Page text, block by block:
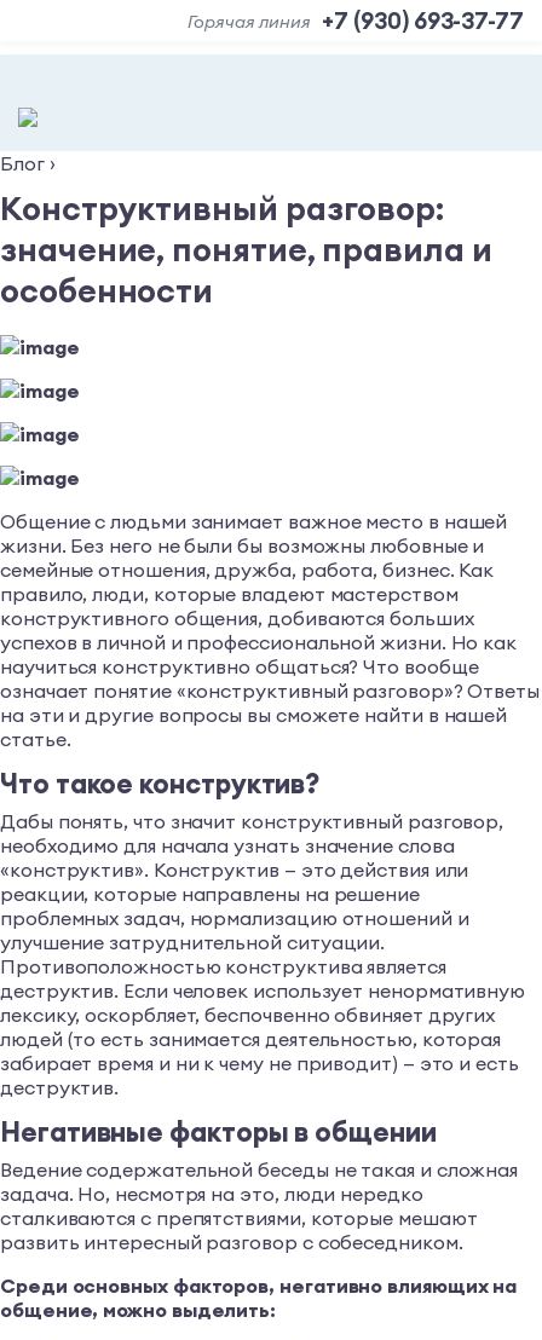
+7 (930) 693-37-77
Горячая линия
Блог ›
Конструктивный разговор:
значение, понятие, правила и
особенности
Общение с людьми занимает важное место в нашей
жизни. Без него не были бы возможны любовные и
семейные отношения, дружба, работа, бизнес. Как
правило, люди, которые владеют мастерством
конструктивного общения, добиваются больших
успехов в личной и профессиональной жизни. Но как
научиться конструктивно общаться? Что вообще
означает понятие «конструктивный разговор»? Ответы
на эти и другие вопросы вы сможете найти в нашей
статье.
Что такое конструктив?
Дабы понять, что значит конструктивный разговор,
необходимо для начала узнать значение слова
«конструктив». Конструктив — это действия или
реакции, которые направлены на решение
проблемных задач, нормализацию отношений и
улучшение затруднительной ситуации.
Противоположностью конструктива является
деструктив. Если человек использует ненормативную
лексику, оскорбляет, беспочвенно обвиняет других
людей (то есть занимается деятельностью, которая
забирает время и ни к чему не приводит) — это и есть
деструктив.
Негативные факторы в общении
Ведение содержательной беседы не такая и сложная
задача. Но, несмотря на это, люди нередко
сталкиваются с препятствиями, которые мешают
развить интересный разговор с собеседником.
Среди основных факторов, негативно влияющих на
общение, можно выделить: